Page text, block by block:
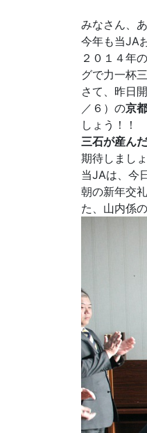
みなさん、
今年も当JA
２０１４年
グで力一杯
さて、昨日
／６）の京
しょう！！
三石が産ん
期待しまし
当JAは、今
朝の新年交
た、山内係